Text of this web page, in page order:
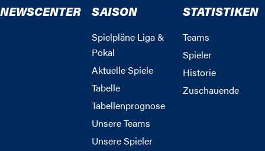
NEWSCENTER SAISON
Spielpläne Liga &
Pokal
Aktuelle Spiele
Tabelle
Tabellenprognose
Unsere Teams
Unsere Spieler
STATISTIKEN
Teams
Spieler
Historie
Zuschauende